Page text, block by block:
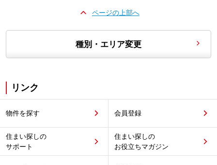
ページの上部へ
種別・エリア変更
リンク
物件を探す 会員登録
住まい探しの
サポート
住まい探しの
お役立ちマガジン